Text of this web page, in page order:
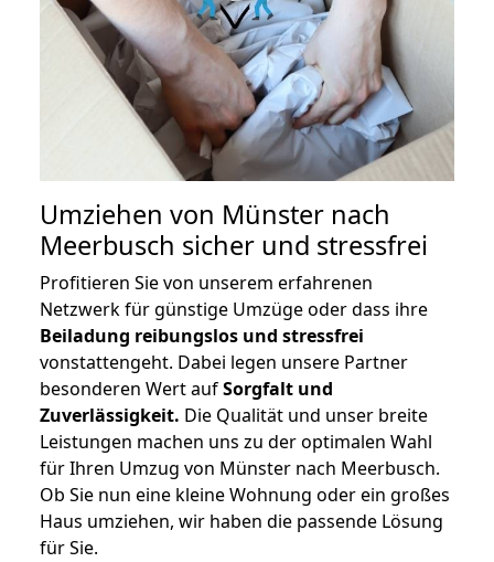
Umziehen von Münster nach
Meerbusch sicher und stressfrei
Profitieren Sie von unserem erfahrenen
Netzwerk für günstige Umzüge oder dass ihre
Beiladung reibungslos und stressfrei
vonstattengeht. Dabei legen unsere Partner
besonderen Wert aufSorgfalt und
Zuverlässigkeit. Die Qualität und unser breite
Leistungen machen uns zu der optimalen Wahl
für Ihren Umzug von Münster nach Meerbusch.
Ob Sie nun eine kleine Wohnung oder ein großes
Haus umziehen, wir haben die passende Lösung
für Sie.